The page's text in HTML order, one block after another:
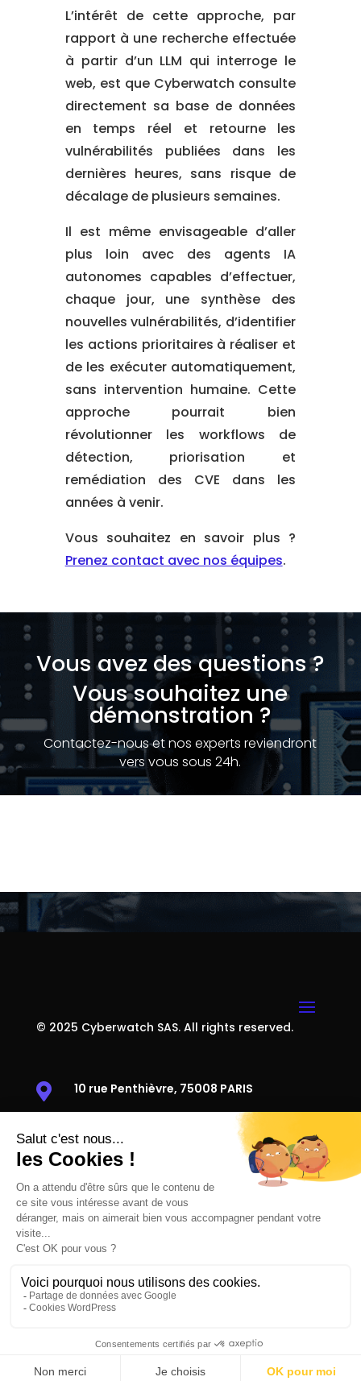
L’intérêt de cette approche, par
rapport à une recherche effectuée
à partir d’un LLM qui interroge le
web, est que Cyberwatch consulte
directement sa base de données
en temps réel et retourne les
vulnérabilités publiées dans les
dernières heures, sans risque de
décalage de plusieurs semaines.
Il est même envisageable d’aller
plus loin avec des agents IA
autonomes capables d’effectuer,
chaque jour, une synthèse des
nouvelles vulnérabilités, d’identifier
les actions prioritaires à réaliser et
de les exécuter automatiquement,
sans intervention humaine. Cette
approche pourrait bien
révolutionner les workflows de
détection, priorisation et
remédiation des CVE dans les
années à venir.
Vous souhaitez en savoir plus ?
Prenez contact avec nos équipes.
Vous avez des questions ?
Vous souhaitez une
démonstration ?
Contactez-nous et nos experts reviendront
vers vous sous 24h.
© 2025 Cyberwatch SAS. All rights reserved.
 10 rue Penthièvre, 75008 PARIS
 38 rue Victor Basch, 91300 MASSY
 +33 1 85 08 69 79
 contact@cyberwatch.fr